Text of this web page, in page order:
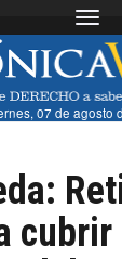
07 de agosto